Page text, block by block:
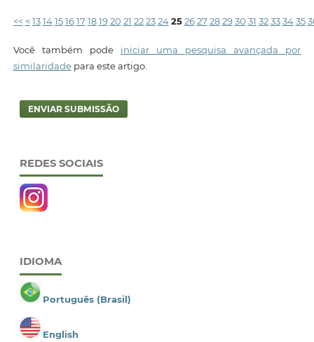
<< < 13 14 15 16 17 18 19 20 21 22 23 24 25 26 27 28 29 30 31 32 33 34 35
Você também pode iniciar uma pesquisa avançada por
similaridadepara este artigo.
ENVIAR SUBMISSÃO
REDES SOCIAIS
IDIOMA
Português (Brasil)
English